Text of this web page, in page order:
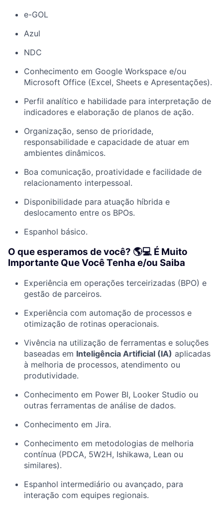
e-GOL
Azul
NDC
Conhecimento em Google Workspace e/ou
Microsoft Office (Excel, Sheets e Apresentações).
Perfil analítico e habilidade para interpretação de
indicadores e elaboração de planos de ação.
Organização, senso de prioridade,
responsabilidade e capacidade de atuar em
ambientes dinâmicos.
Boa comunicação, proatividade e facilidade de
relacionamento interpessoal.
Disponibilidade para atuação híbrida e
deslocamento entre os BPOs.
Espanhol básico.
O que esperamos de você? 🌎‍💻 É Muito
Importante Que Você Tenha e/ou Saiba
Experiência em operações terceirizadas (BPO) e
gestão de parceiros.
Experiência com automação de processos e
otimização de rotinas operacionais.
Vivência na utilização de ferramentas e soluções
baseadas em Inteligência Artificial (IA) aplicadas
à melhoria de processos, atendimento ou
produtividade.
Conhecimento em Power BI, Looker Studio ou
outras ferramentas de análise de dados.
Conhecimento em Jira.
Conhecimento em metodologias de melhoria
contínua (PDCA, 5W2H, Ishikawa, Lean ou
similares).
Espanhol intermediário ou avançado, para
interação com equipes regionais.